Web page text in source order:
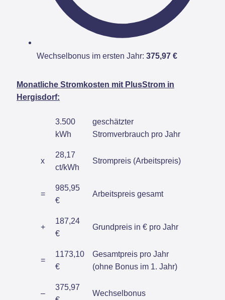
Wechselbonus im ersten Jahr: 375,97 €
Monatliche Stromkosten mit PlusStrom in
Hergisdorf:
3.500
kWh
geschätzter
Stromverbrauch pro Jahr
x
28,17
ct/kWh
Strompreis (Arbeitspreis)
=
985,95
€
Arbeitspreis gesamt
+
187,24
€
Grundpreis in € pro Jahr
=
1173,10
€
Gesamtpreis pro Jahr
(ohne Bonus im 1. Jahr)
–
375,97
Wechselbonus